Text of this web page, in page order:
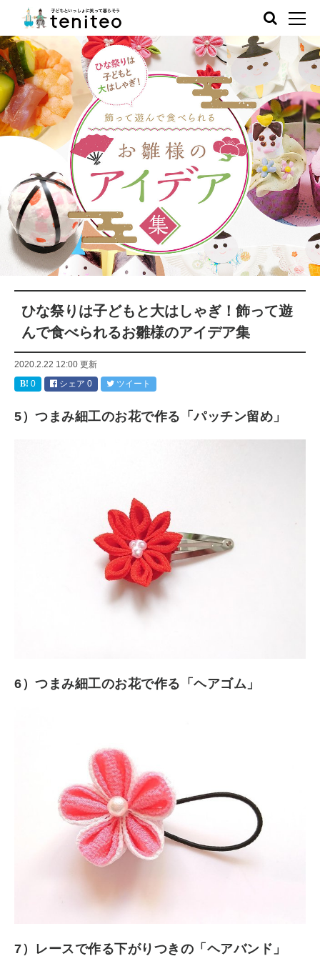
ひな祭りは子どもと大はしゃぎ！飾って遊
んで食べられるお雛様のアイデア集
2020.2.22 12:00 更新
0
シェア 0 ツイート
5）つまみ細工のお花で作る「パッチン留め」
6）つまみ細工のお花で作る「ヘアゴム」
7）レースで作る下がりつきの「ヘアバンド」